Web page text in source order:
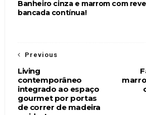
Banheiro cinza e marrom com
bancada contínua!
Previous
Living
contemporâneo
integrado ao espaço
gourmet por portas
de correr de madeira